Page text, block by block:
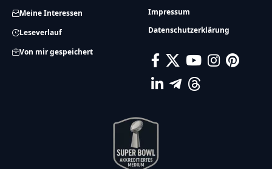
Meine Interessen
Leseverlauf
Von mir gespeichert
Impressum
Datenschutzerklärung